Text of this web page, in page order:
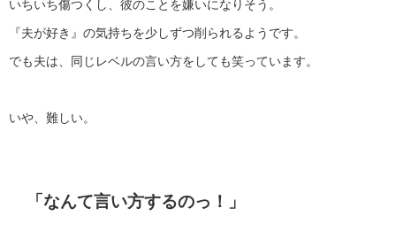
いちいち傷つくし、彼のことを嫌いになりそう。
『夫が好き』の気持ちを少しずつ削られるようです。
でも夫は、同じレベルの言い方をしても笑っています。
いや、難しい。
「なんて言い方するのっ！」